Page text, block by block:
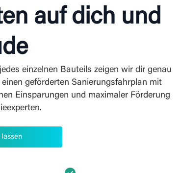
auf dich und
einzelnen Bauteils zeigen wir dir genau
geförderten Sanierungsfahrplan mit
Einsparungen und maximaler Förderung